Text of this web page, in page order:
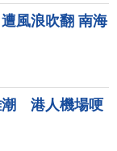
風浪吹翻 南海
潮 港人機場哽